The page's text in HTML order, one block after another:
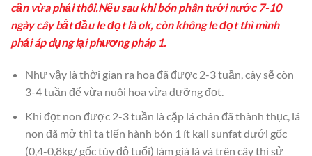
cần vừa phải thôi.Nếu sau khi bón phân tưới nước 7-10
ngày cây bắt đầu le đọt là ok, còn không le đọt thì mình
phải áp dụng lại phương pháp 1.
Như vậy là thời gian ra hoa đã được 2-3 tuần, cây sẽ còn
3-4 tuần để vừa nuôi hoa vừa dưỡng đọt.
Khi đọt non được 2-3 tuần là cặp lá chân đã thành thục, lá
non đã mở thì ta tiến hành bón 1 ít kali sunfat dưới gốc
(0,4-0,8kg/ gốc tùy độ tuổi) làm già lá và trên cây thì sử